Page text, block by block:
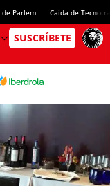
Parlem Caída de